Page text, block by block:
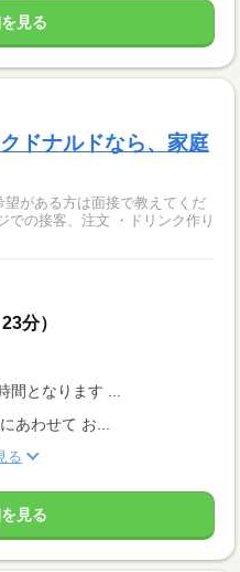
見る
ドナルドなら、家庭
望がある方は面接で教えてくだ
分）
となります ...
あわせて お...
る
見る